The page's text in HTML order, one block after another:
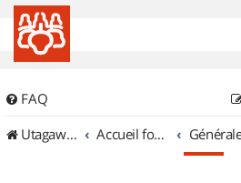
FAQ
UtagawaVTT (Randos VTT et VTTAE avec traces GPS)
Accueil forum